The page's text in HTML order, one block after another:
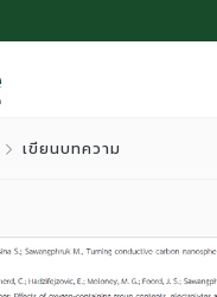
เขียนบทความ